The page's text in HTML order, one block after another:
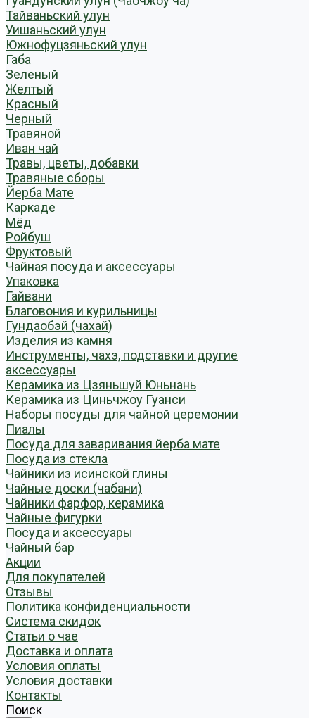
Тайваньский улун
Уишаньский улун
Южнофуцзяньский улун
Габа
Зеленый
Желтый
Красный
Черный
Травяной
Иван чай
Травы, цветы, добавки
Травяные сборы
Йерба Мате
Каркаде
Мёд
Ройбуш
Фруктовый
Чайная посуда и аксессуары
Упаковка
Гайвани
Благовония и курильницы
Гундаобэй (чахай)
Изделия из камня
Инструменты, чахэ, подставки и другие
аксессуары
Керамика из Цзяньшуй Юньнань
Керамика из Циньчжоу Гуанси
Наборы посуды для чайной церемонии
Пиалы
Посуда для заваривания йерба мате
Посуда из стекла
Чайники из исинской глины
Чайные доски (чабани)
Чайники фарфор, керамика
Чайные фигурки
Посуда и аксессуары
Чайный бар
Акции
Для покупателей
Отзывы
Политика конфиденциальности
Система скидок
Статьи о чае
Доставка и оплата
Условия оплаты
Условия доставки
Контакты
Поиск